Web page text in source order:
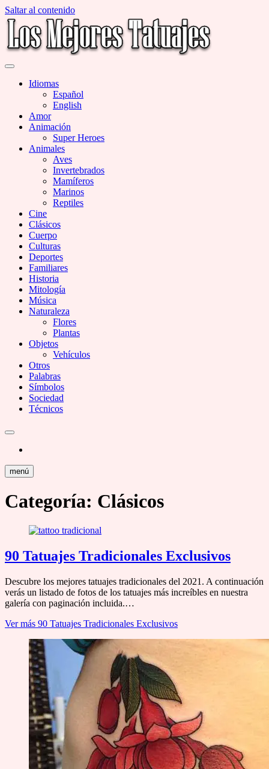
Saltar al contenido
Miles de Imágenes de Tatuajes en Galerías
Idiomas
Español
English
Amor
Animación
Super Heroes
Animales
Aves
Invertebrados
Mamíferos
Marinos
Reptiles
Cine
Clásicos
Cuerpo
Culturas
Deportes
Familiares
Historia
Mitología
Música
Naturaleza
Flores
Plantas
Objetos
Vehículos
Otros
Palabras
Símbolos
Sociedad
Técnicos
menú
Categoría: Clásicos
90 Tatuajes Tradicionales Exclusivos
Descubre los mejores tatuajes tradicionales del 2021. A continuación
verás un listado de fotos de los tatuajes más increíbles en nuestra
galería con paginación incluida.…
Ver más 90 Tatuajes Tradicionales Exclusivos